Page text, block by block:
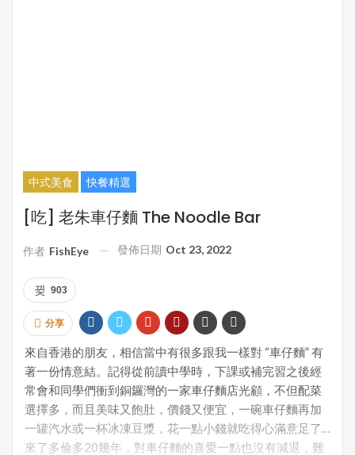
中式美食 快餐精選
[吃] 老朱車仔麵 The Noodle Bar
作者 FishEye 發佈日期 Oct 23, 2022
903
分享
來自香港的朋友，相信當中有很多跟我一樣對 “車仔麵” 有
著一份情意結。記得從前讀中學時，下課或補完習之後經
常會和同學們衝到銅鑼灣的一家車仔麵店光顧，不但配菜
選擇多，而且美味又飽肚，價錢又便宜，一碗車仔麵再加
一罐汽水或一杯冰凍豆漿，花一點小錢就吃得心滿意足了…
來了多倫多20幾年，對車仔麵的喜愛一點也沒有減退，難